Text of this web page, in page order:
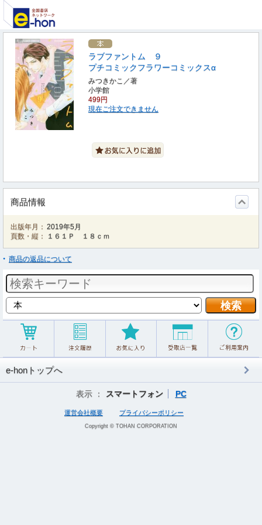
ラブファントム ９
プチコミックフラワーコミックスα
みつきかこ／著
小学館
499円
現在ご注文できません
商品情報
出版年月： 2019年5月
頁数・縦：
１６１Ｐ １８ｃｍ
商品の返品について
e-honトップへ
表示 ： スマートフォン PC
運営会社概要 プライバシーポリシー
Copyright © TOHAN CORPORATION